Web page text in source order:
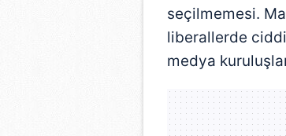
seçilmemesi.
liberallerde
medya